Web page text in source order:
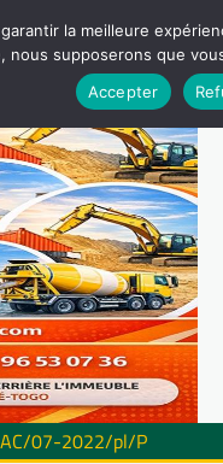
07-2022/pl/P
la meilleure
nous supposerons que
Accepter